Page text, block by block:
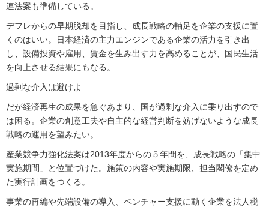
連法案も準備している。
デフレからの早期脱却を目指し、成長戦略の軸足を企業の支援に置
くのはいい。日本経済の主力エンジンである企業の活力を引き出
し、設備投資や雇用、賃金を生み出す力を高めることが、国民生活
を向上させる結果にもなる。
過剰な介入は避けよ
だが経済再生の成果を急ぐあまり、国が過剰な介入に乗り出すので
は困る。企業の創意工夫や自主的な経営判断を妨げないような成長
戦略の運用を望みたい。
産業競争力強化法案は2013年度からの５年間を、成長戦略の「集中
実施期間」と位置づけた。施策の内容や実施期限、担当閣僚を定め
た実行計画をつくる。
事業の再編や先端設備の導入、ベンチャー支援に動く企業を法人税